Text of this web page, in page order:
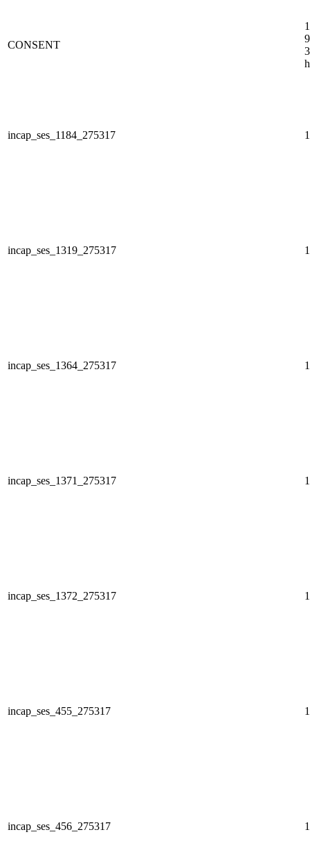
CONSENT
incap_ses_1184_275317
incap_ses_1319_275317
incap_ses_1364_275317
incap_ses_1371_275317
incap_ses_1372_275317
incap_ses_455_275317
incap_ses_456_275317